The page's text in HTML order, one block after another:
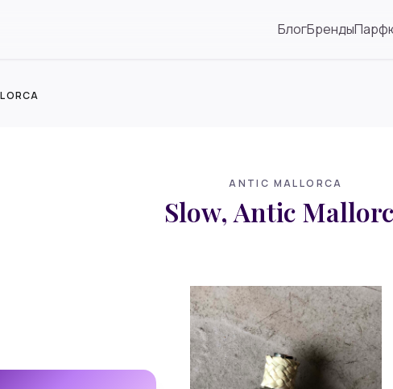
БлогБренды
ANTIC MALLORCA
Slow, Antic